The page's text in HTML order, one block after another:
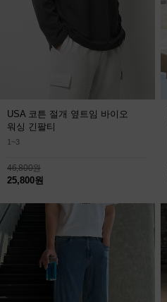
USA 코튼 절개 옆트임 바이오
워싱 긴팔티
1~3
46,800원
25,800원